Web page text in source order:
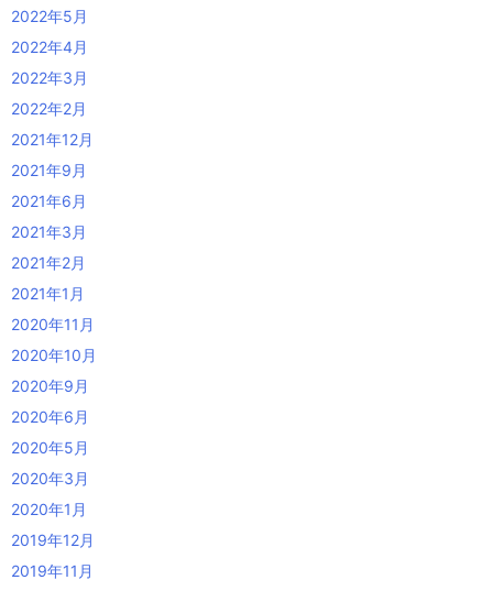
2022年5月
2022年4月
2022年3月
2022年2月
2021年12月
2021年9月
2021年6月
2021年3月
2021年2月
2021年1月
2020年11月
2020年10月
2020年9月
2020年6月
2020年5月
2020年3月
2020年1月
2019年12月
2019年11月